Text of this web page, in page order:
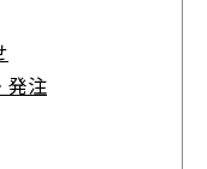
発注